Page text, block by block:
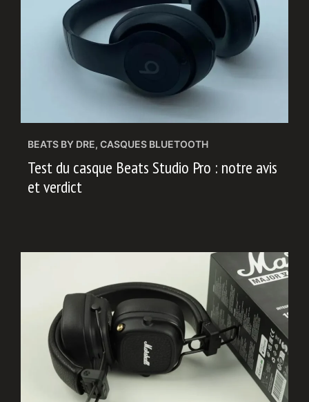
BEATS BY DRE, CASQUES BLUETOOTH
Test du casque Beats Studio Pro : notre avis
et verdict